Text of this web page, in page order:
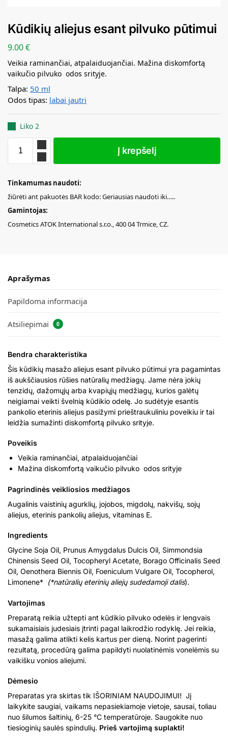
Kūdikių aliejus esant pilvuko pūtimui
9.00€
Veikia raminančiai, atpalaiduojančiai. Mažina diskomfortą
vaikučio pilvuko odos srityje.
Talpa: 50 ml
Odos tipas: labai jautri
Liko 2
Į krepšelį
Tinkamumas naudoti:
žiūrėti ant pakuotės BAR kodo: Geriausias naudoti iki…..
Gamintojas:
Cosmetics ATOK International s.r.o., 400 04 Trmice, CZ.
Aprašymas
Papildoma informacija
Atsiliepimai 0
Bendra charakteristika
Šis kūdikių masažo aliejus esant pilvuko pūtimui yra pagamintas
iš aukščiausios rūšies natūralių medžiagų. Jame nėra jokių
tenzidų, dažomųjų arba kvapiųjų medžiagų, kurios galėtų
neigiamai veikti švelnią kūdikio odelę. Jo sudėtyje esantis
pankolio eterinis aliejus pasižymi prieštraukuliniu poveikiu ir tai
leidžia sumažinti diskomfortą pilvuko srityje.
Poveikis
Veikia raminančiai, atpalaiduojančiai
Mažina diskomfortą vaikučio pilvuko odos srityje
Pagrindinės veikliosios medžiagos
Augalinis vaistinių agurklių, jojobos, migdolų, nakvišų, sojų
aliejus, eterinis pankolių aliejus, vitaminas E.
Ingredients
Glycine Soja Oil, Prunus Amygdalus Dulcis Oil, Simmondsia
Chinensis Seed Oil, Tocopheryl Acetate, Borago Officinalis Seed
Oil, Oenothera Biennis Oil, Foeniculum Vulgare Oil, Tocopherol,
Limonene*
(*natūralių eterinių aliejų sudedamoji dalis).
Vartojimas
Preparatą reikia užtepti ant kūdikio pilvuko odelės ir lengvais
sukamaisiais judesiais įtrinti pagal laikrodžio rodyklę. Jei reikia,
masažą galima atlikti kelis kartus per dieną. Norint pagerinti
rezultatą, procedūrą galima papildyti nuolatinėmis vonelėmis su
vaikišku vonios aliejumi.
Dėmesio
Preparatas yra skirtas tik IŠORINIAM NAUDOJIMUI! Jį
laikykite saugiai, vaikams nepasiekiamoje vietoje, sausai, toliau
nuo šilumos šaltinių, 6-25 °C temperatūroje. Saugokite nuo
tiesioginių saulės spindulių. Prieš vartojimą suplakti!